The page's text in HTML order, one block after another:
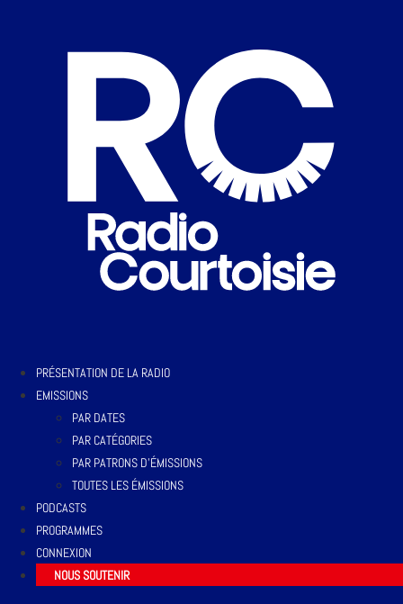
PRÉSENTATION DE LA RADIO
EMISSIONS
PAR DATES
PAR CATÉGORIES
PAR PATRONS D’ÉMISSIONS
TOUTES LES ÉMISSIONS
PODCASTS
PROGRAMMES
CONNEXION
NOUS SOUTENIR